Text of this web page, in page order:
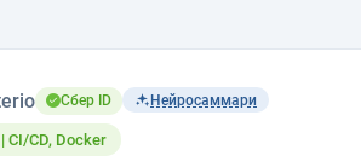
Сбер ID Нейросаммари
CI/CD, Docker